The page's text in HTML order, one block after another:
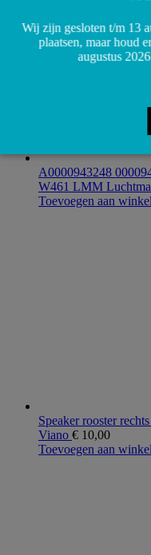
A0000943248
W461 LMM
Toevoegen aan
Speaker rooster
Viano € 10,00
Toevoegen aan
Wij zijn gesloten t/m 13
plaatsen, maar houd
augustus